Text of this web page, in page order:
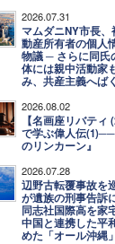
2026.07.31
マムダニNY市長、
動産所有者の個人
物議 ─ さらに同氏
体には親中活動家
み、共産主義へば
2026.08.02
【名画座リバティ
で学ぶ偉人伝
のリンカーン』
2026.07.28
辺野古転覆事故を
が遺族の刑事告訴
同志社国際高を家
中国と連携した平
めた「オール沖縄